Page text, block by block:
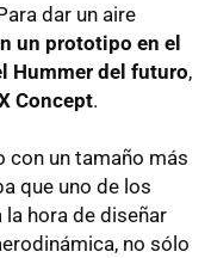
dar un aire
un prototipo en el
Hummer del futuro,
Concept.
con un tamaño más
que uno de los
hora de diseñar
no sólo